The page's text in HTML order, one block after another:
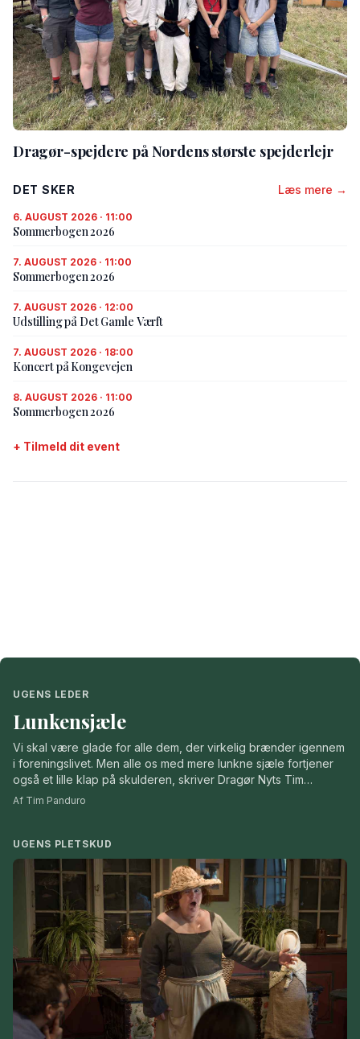
Dragør-spejdere på Nordens største spejderlejr
DET SKER Læs mere →
6. AUGUST 2026 · 11:00
Sommerbogen 2026
7. AUGUST 2026 · 11:00
Sommerbogen 2026
7. AUGUST 2026 · 12:00
Udstilling på Det Gamle Værft
7. AUGUST 2026 · 18:00
Koncert på Kongevejen
8. AUGUST 2026 · 11:00
Sommerbogen 2026
+ Tilmeld dit event
UGENS LEDER
Lunkensjæle
Vi skal være glade for alle dem, der virkelig brænder igennem
i foreningslivet. Men alle os med mere lunkne sjæle fortjener
også et lille klap på skulderen, skriver Dragør Nyts Tim
Panduro i denne klumme
Af Tim Panduro
UGENS PLETSKUD